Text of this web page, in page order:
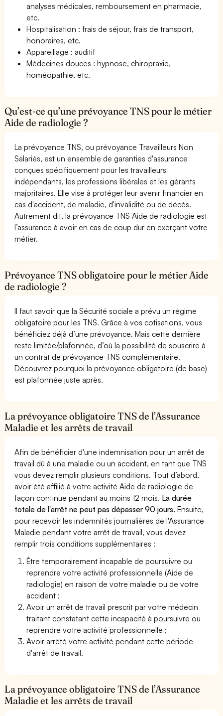
analyses médicales, remboursement en pharmacie,
etc.
Hospitalisation : frais de séjour, frais de transport,
honoraires, etc.
Appareillage : auditif
Médecines douces : hypnose, chiropraxie,
homéopathie, etc.
Qu’est-ce qu’une prévoyance TNS pour le métier
Aide de radiologie ?
La prévoyance TNS, ou prévoyance Travailleurs Non
Salariés, est un ensemble de garanties d'assurance
conçues spécifiquement pour les travailleurs
indépendants, les professions libérales et les gérants
majoritaires. Elle vise à protéger leur avenir financier en
cas d'accident, de maladie, d'invalidité ou de décès.
Autrement dit, la prévoyance TNS Aide de radiologie est
l’assurance à avoir en cas de coup dur en exerçant votre
métier.
Prévoyance TNS obligatoire pour le métier Aide
de radiologie ?
Il faut savoir que la Sécurité sociale a prévu un régime
obligatoire pour les TNS. Grâce à vos cotisations, vous
bénéficiez déjà d’une prévoyance. Mais cette dernière
reste limitée/plafonnée, d’où la possibilité de souscrire à
un contrat de prévoyance TNS complémentaire.
Découvrez pourquoi la prévoyance obligatoire (de base)
est plafonnée juste après.
La prévoyance obligatoire TNS de l’Assurance
Maladie et les arrêts de travail
Afin de bénéficier d'une indemnisation pour un arrêt de
travail dû à une maladie ou un accident, en tant que TNS
vous devez remplir plusieurs conditions. Tout d’abord,
avoir été affilié à votre activité Aide de radiologie de
façon continue pendant au moins 12 mois. La durée
totale de l'arrêt ne peut pas dépasser 90 jours. Ensuite,
pour recevoir les indemnités journalières de l'Assurance
Maladie pendant votre arrêt de travail, vous devez
remplir trois conditions supplémentaires :
Être temporairement incapable de poursuivre ou
reprendre votre activité professionnelle (Aide de
radiologie) en raison de votre maladie ou de votre
accident ;
Avoir un arrêt de travail prescrit par votre médecin
traitant constatant cette incapacité à poursuivre ou
reprendre votre activité professionnelle ;
Avoir arrêté votre activité pendant cette période
d'arrêt de travail.
La prévoyance obligatoire TNS de l’Assurance
Maladie et les arrêts de travail